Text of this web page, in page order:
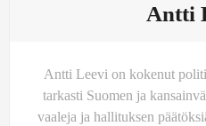
Antti
Antti Leevi on kokenut
tarkasti Suomen ja
vaaleja ja hallituksen